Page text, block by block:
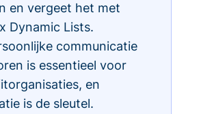
en vergeet het met
Dynamic Lists.
communicatie
is essentieel voor
en
is de sleutel.